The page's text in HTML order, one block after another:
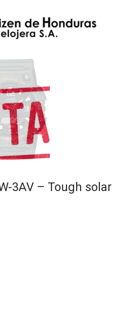
3AV – Tough solar